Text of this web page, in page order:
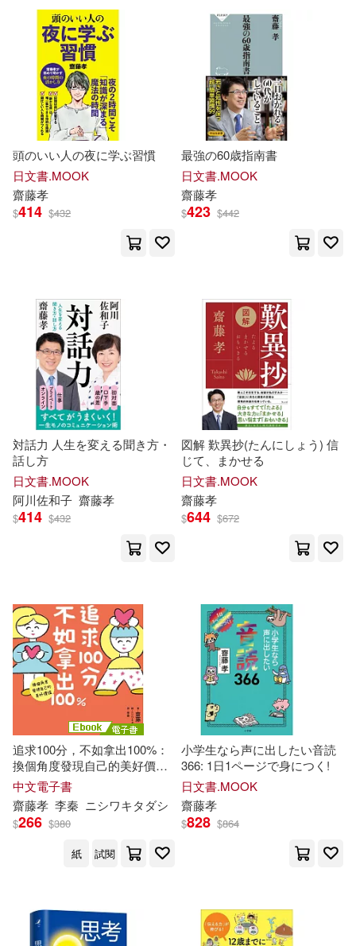
頭のいい人の夜に学ぶ習慣
日文書.MOOK
齋藤孝
$414 $432
最強の60歳指南書
日文書.MOOK
齋藤孝
$423 $442
対話力 人生を変える聞き方・
話し方
日文書.MOOK
阿川佐和子 齋藤孝
$414 $432
図解 歎異抄(たんにしょう) 信
じて、まかせる
日文書.MOOK
齋藤孝
$644 $672
追求100分，不如拿出100%：
換個角度發現自己的美好價值
(電子書)
中文電子書
齋藤孝 李秦 ニシワキタダシ
$266 $380
紙
試閱
小学生なら声に出したい音読
366: 1日1ページで身につく!
日文書.MOOK
齋藤孝
$828 $864